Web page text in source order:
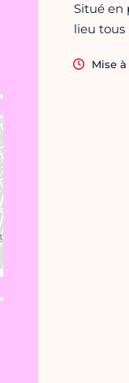
Situé en
lieu tous
Mise